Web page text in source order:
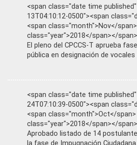
<span class="date time
13T04:10:12-0500"><span
<span class="month">Nov</
class="year">2018</span></span>
El pleno del CPCCS-T aprueba
pública en designación de vocales
<span class="date time
24T07:10:39-0500"><span
<span class="month">Oct</span>
class="year">2018</span></span>
Aprobado listado de 14
la fase de Impugnación